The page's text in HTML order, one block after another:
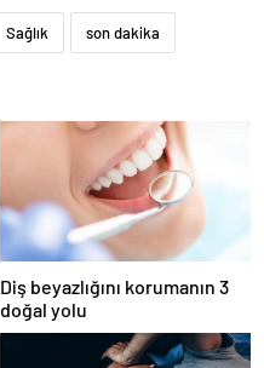
Sağlık son dakika
Diş beyazlığını korumanın 3
doğal yolu